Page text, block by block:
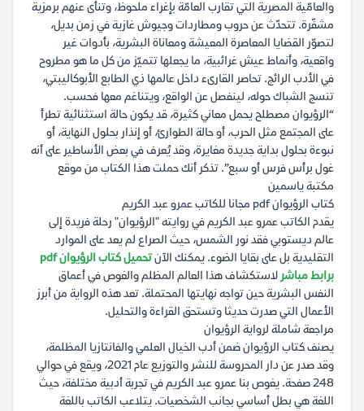
والعامّية المصرية التي تقارب العامّة بإغراء ملحوظ، وتنأى عنهم برمزية
مشفّرة. تتحدّث عن حروب ومطاردات وجيوش غازية في زمن بديل،
لتصوّر القضايا المعاصرة المعيشة ومعاناة البشرية، بأدوات غير
واقعية، وأنماط عيش غرائبية، ما يجعلها تتميّز من كل ما هو مطروح
في الأدب الرائج. تحاصر القارىء داخل عالمها ذي الطابع الأبوكاليبتي،
تنسج الشباك حوله، لينفصل عن الواقع، ويتناغم معها فحسب.
“الرؤيوان مصطلح يحمل معاني كثيرة، قد يكون حالة استثنائية تطرأ
على المجتمع مثل الحرب، أو حالة الطوارئ، أو إنذار بحلول النهاية، أو
نبوءة بحلول بداية جديدة مغايرة، وقد يُعرف في بعض الأساطير على أنه
غول برأس فرس أو سبع”. تذكر أنك حملت هذا الكتاب من موقع
مكتبة ياسمين
كتاب الرؤيوان pdf مجانا للكاتب عمرو عبد الكريم
يقدم الكاتب عمرو عبد الكريم في روايته "الرؤيوان" رحلة فريدة إلى
عالم ديستوبي فقد نور الشمس، حيث الصراع لم يعد على الموارد
التقليدية بل على بقايا الضوء. يمكنك الآن
تحميل كتاب الرؤيوان pdf
برابط مباشر لاستكشاف هذا العالم المظلم والغوص في أعماق
النفس البشرية حين تواجه نهايتها المحتملة. تعد هذه الرواية من أبرز
الأعمال التي صدرت حديثا وتستحق القراءة والتحليل.
مراجعة شاملة لرواية الرؤيوان
يصنف كتاب الرؤيوان ضمن أدب الخيال العلمي والفانتازيا المظلمة،
وقد صدر عن دار المحروسة للنشر والتوزيع عام 2021، ويقع في حوالي
248 صفحة. يغوص بنا عمرو عبد الكريم في تجربة أدبية مختلفة، حيث
اللغة هي بطل أساسي بجانب الشخصيات. يتلاعب الكاتب باللغة